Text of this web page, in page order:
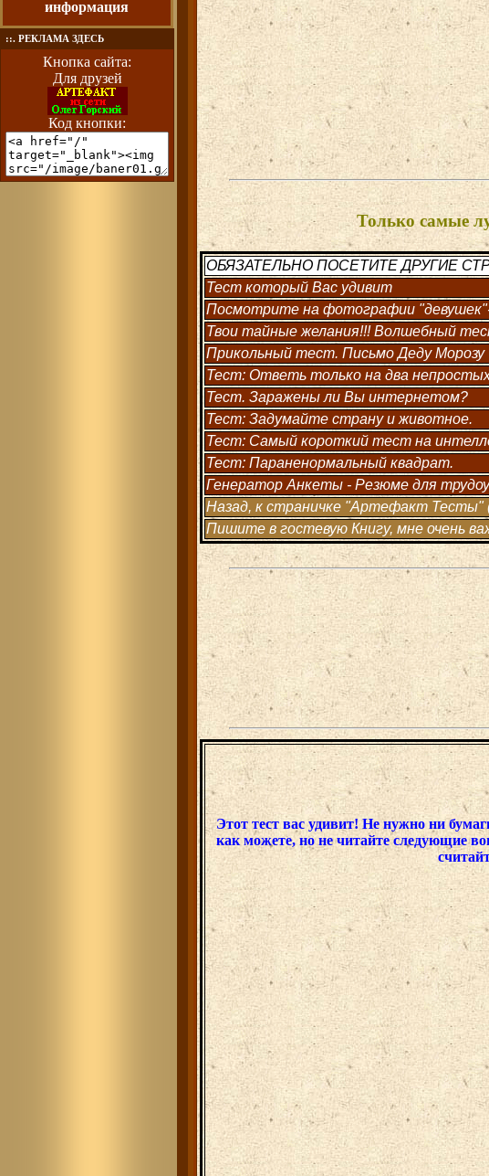
информация
::. РЕКЛАМА ЗДЕСЬ
Кнопка сайта:
Для друзей
Код кнопки:
Только самые
ОБЯЗАТЕЛЬНО ПОСЕТИТЕ ДРУГИЕ
Тест который Вас удивит
Посмотрите на фотографии
Твои тайные желания!!! Волшебный
Прикольный тест. Письмо Деду Морозу
Тест: Ответь только на два
Тест. Заражены ли Вы интернетом?
Тест: Задумайте страну и животное.
Тест: Самый короткий тест на
Тест: Параненормальный квадрат.
Генератор Анкеты - Резюме для
Назад, к страничке "Артефакт Тесты"
Пишите в гостевую Книгу, мне очень
Этот тест вас удивит! Не нужно ни
как можете, но не читайте следующие